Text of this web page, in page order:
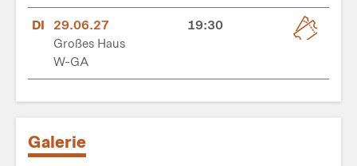
DI 29.06.27
19:30
Großes Haus
W-GA
Galerie